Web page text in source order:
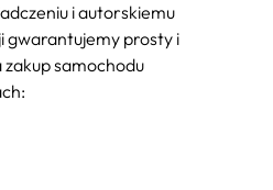
i autorskiemu
gwarantujemy prosty i
zakup samochodu